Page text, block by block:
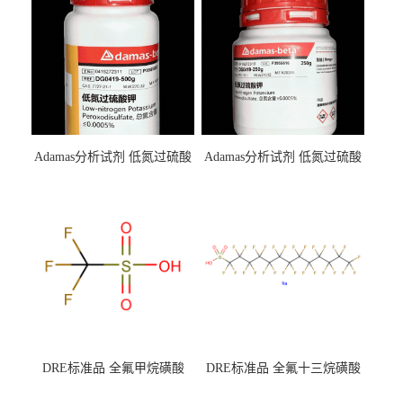
Adamas分析试剂 低氮过硫酸
（泰坦现货供应）
Adamas分析试剂 低氮过硫酸
DRE标准品 全氟甲烷磺酸
DRE标准品 全氟十三烷磺酸